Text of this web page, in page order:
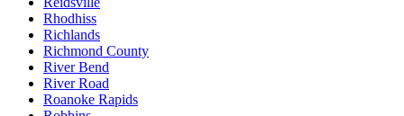
Rhodhiss
Richlands
Richmond County
River Bend
River Road
Roanoke Rapids